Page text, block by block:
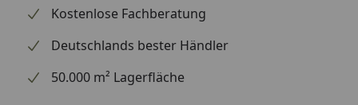
Kostenlose Fachberatung
Deutschlands bester Händler
50.000 m² Lagerfläche